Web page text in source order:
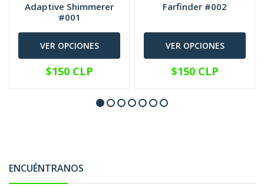
Adaptive Shimmerer
#001
VER OPCIONES
$150 CLP
Farfinder #002
VER OPCIONES
$150 CLP
ENCUÉNTRANOS